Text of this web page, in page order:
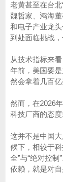
老黄甚至在台
魏哲家、鸿海
和电子产业龙
到处面临挑战，
从技术指标来
年前，美国要
然会拿着几百亿
然而，在2026
科技厂商的态
这并不是中国
候下，相较于
全”与“绝对控
依赖，就是对自